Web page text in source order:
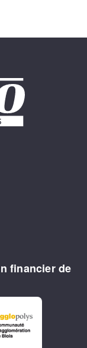
financier de